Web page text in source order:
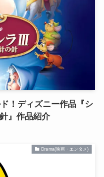
！ディズニー作品『シ
』作品紹介
Drama(映画・エンタメ)